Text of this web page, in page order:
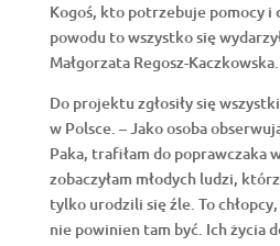
Kogoś, kto potrzebuje pomocy i
powodu to wszystko się
Małgorzata Regosz-Kaczkowska.
Do projektu zgłosiły się
w Polsce. – Jako osoba
Paka, trafiłam do poprawczaka
zobaczyłam młodych ludzi,
tylko urodzili się źle. To
nie powinien tam być. Ich życia